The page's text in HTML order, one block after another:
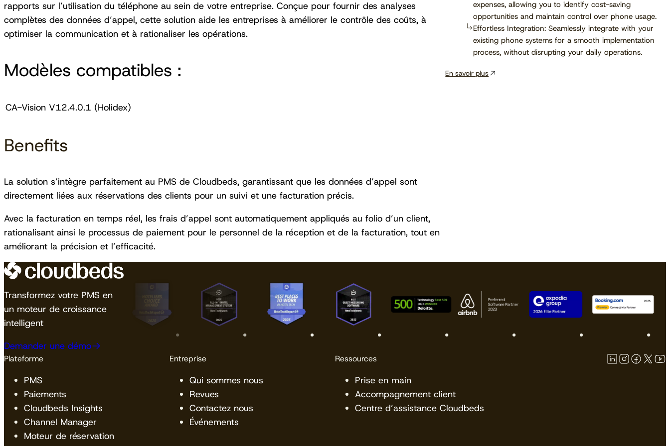
rapports sur l’utilisation du téléphone au sein de votre entreprise. Conçue pour fournir des analyses
complètes des données d’appel, cette solution aide les entreprises à améliorer le contrôle des coûts, à
optimiser la communication et à rationaliser les opérations.
Modèles compatibles :
CA-Vision V12.4.0.1 (Holidex)
Benefits
La solution s’intègre parfaitement au PMS de Cloudbeds, garantissant que les données d’appel sont
directement liées aux réservations des clients pour un suivi et une facturation précis.
Avec la facturation en temps réel, les frais d’appel sont automatiquement appliqués au folio d’un client,
rationalisant ainsi le processus de paiement pour le personnel de la réception et de la facturation, tout en
améliorant la précision et l’efficacité.
expenses, allowing you to identify cost-saving
opportunities and maintain control over phone usage.
Effortless Integration: Seamlessly integrate with your
existing phone systems for a smooth implementation
process, without disrupting your daily operations.
En savoir plus
Transformez votre PMS en
un moteur de croissance
intelligent
Demander une démo
Plateforme
PMS
Paiements
Cloudbeds Insights
Channel Manager
Moteur de réservation
Entreprise
Qui sommes nous
Revues
Contactez nous
Événements
Ressources
Prise en main
Accompagnement client
Centre d’assistance Cloudbeds